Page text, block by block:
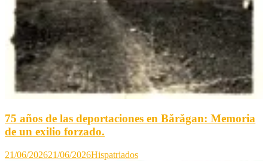
75 años de las deportaciones en Bărăgan: Memoria
de un exilio forzado.
21/06/202621/06/2026Hispatriados